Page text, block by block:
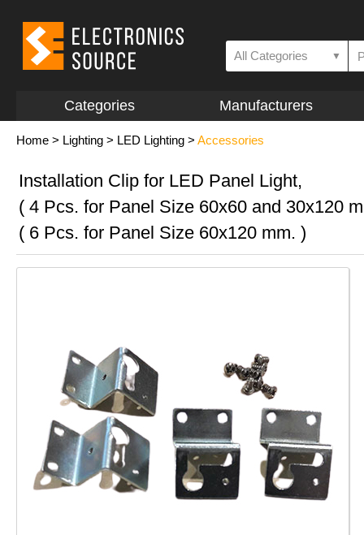
All Categories ▼
Categories Manufacturers
Home > Lighting > LED Lighting > Accessories
Installation Clip for LED Panel Light,
( 4 Pcs. for Panel Size 60x60 and 30x120
( 6 Pcs. for Panel Size 60x120 mm. )